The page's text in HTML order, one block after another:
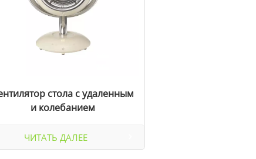
стола с удаленным
и колебанием
ЧИТАТЬ ДАЛЕЕ